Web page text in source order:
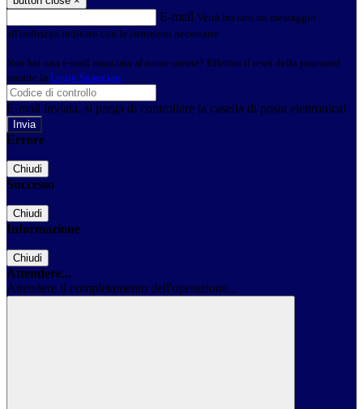
E-mail Verrà inviato un messaggio
all'indirizzo indicato con le istruzioni necessarie.
Non hai una e-mail associata al nome utente? Effettua il reset della password
tramite la Login Spaggiari
E-mail inviata, si prega di controllare la casella di posta elettronica!
Errore
Chiudi
Successo
Chiudi
Informazione
Chiudi
Attendere...
Attendere il completamento dell'operazione...